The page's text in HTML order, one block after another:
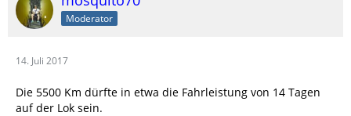
Moderator
14. Juli 2017
Die 5500 Km dürfte in etwa die Fahrleistung von 14 Tagen
auf der Lok sein.